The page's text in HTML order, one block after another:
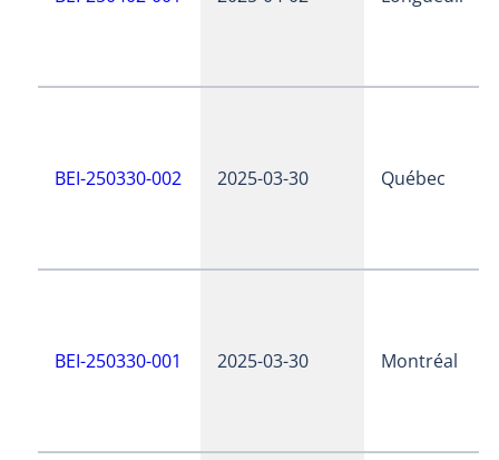
BEI-250330-002 2025-03-30 Québec
BEI-250330-001 2025-03-30 Montréal